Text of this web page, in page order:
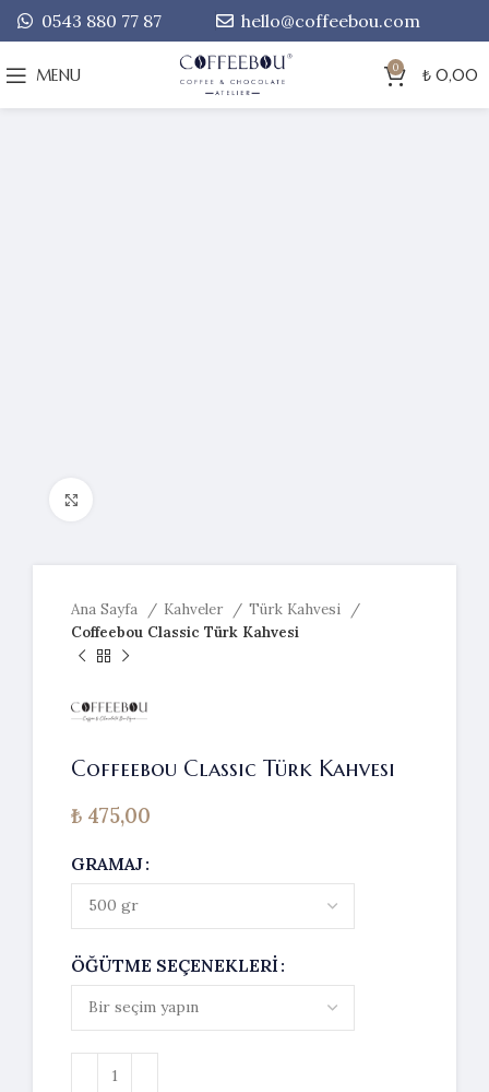
0543 880 77 87 hello@coffeebou.com
MENU 0 ₺ 0,00
Ana Sayfa Kahveler
Türk Kahvesi
Coffeebou Classic Türk Kahvesi
Coffeebou Classic Türk Kahvesi
₺ 475,00
GRAMAJ
ÖĞÜTME SEÇENEKLERI